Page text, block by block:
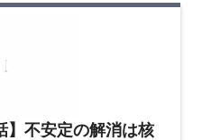
】不安定の解消は核